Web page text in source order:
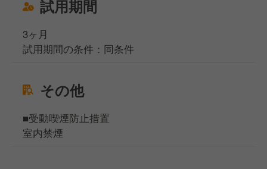
試用期間
3ヶ月
試用期間の条件：同条件
その他
■受動喫煙防止措置
室内禁煙